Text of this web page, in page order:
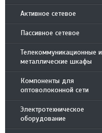
Активное сетевое
Пассивное сетевое
Телекоммуникационные и
металлические шкафы
Компоненты для
оптоволоконной сети
Электротехническое
оборудование